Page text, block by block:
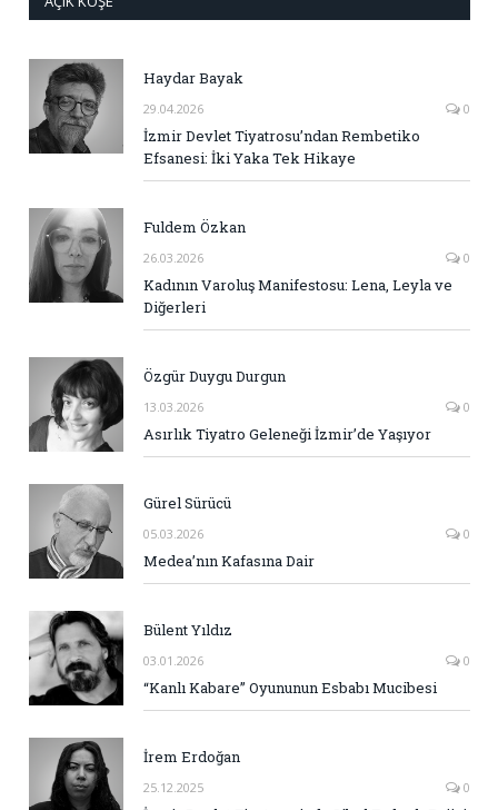
Haydar Bayak
29.04.2026 0
İzmir Devlet Tiyatrosu’ndan Rembetiko
Efsanesi: İki Yaka Tek Hikaye
Fuldem Özkan
26.03.2026 0
Kadının Varoluş Manifestosu: Lena, Leyla ve
Diğerleri
Özgür Duygu Durgun
13.03.2026 0
Asırlık Tiyatro Geleneği İzmir’de Yaşıyor
Gürel Sürücü
05.03.2026 0
Medea’nın Kafasına Dair
Bülent Yıldız
03.01.2026 0
“Kanlı Kabare” Oyununun Esbabı Mucibesi
İrem Erdoğan
25.12.2025 0